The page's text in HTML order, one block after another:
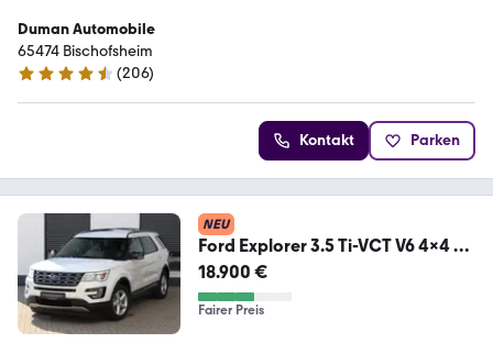
Duman Automobile
65474 Bischofsheim
4.4 Sterne
(206)
Kontakt Parken
NEU
Ford Explorer 3.5 Ti-VCT V6 4x4 6-
SITZE AHK PANO
18.900 €
Fairer Preis